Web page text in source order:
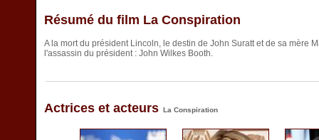
Résumé du film La Conspiration
A la mort du président Lincoln, le destin de John Suratt et de sa mère
l'assassin du président : John Wilkes Booth.
Actrices et acteurs La Conspiration